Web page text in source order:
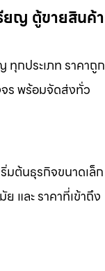
ยญ ตู้ขายสินค้า
กประเภท ราคาถูก
ร พร้อมจัดส่งทั่ว
มต้นธุรกิจขนาดเล็ก
และ ราคาที่เข้าถึง